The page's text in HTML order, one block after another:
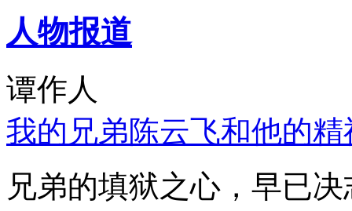
人物报道
谭作人
我的兄弟陈云飞和他的
兄弟的填狱之心，早已